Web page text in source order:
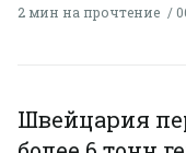
2 мин на прочтение
Швейцария